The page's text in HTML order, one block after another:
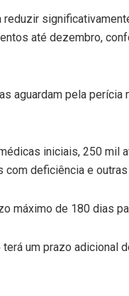
até dezembro,
aguardam pela
iniciais, 250 mil
com deficiência e
máximo de 180 dias
um prazo adicional